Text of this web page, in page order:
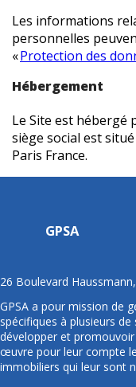
Les informations
personnelles
«Protection des
Hébergement
Le Site est hébergé
siège social est
Paris France.
GPSA
26 Boulevard
GPSA a pour mission de
spécifiques à plusieurs
développer et
œuvre pour leur compte
immobiliers qui leur sont